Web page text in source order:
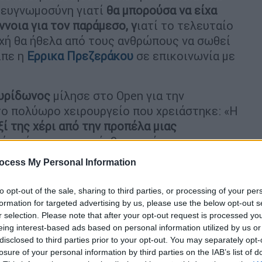
My Personal Information
opt-out of the sale, sharing to third parties, or processing of your
for targeted advertising by us, please use the below opt-out
selection. Please note that after your opt-out request is processed
interest-based ads based on personal information utilized by us
to third parties prior to your opt-out. You may separately
of your personal information by third parties on the IAB’s list of
γιατί θα μπορούσα να είχα
για τον παράμεσο, γιατί το τελευταίο
θα ήθελα από τους ανθρώπους να σωθεί
η Ερρικα Πρεζεράκου σε επικοινωνία με
μίλησε στο Open για την
πολύωρο χειρουργείο που χρειάστηκε: «Η
της χέρι από την προπέλα μιας
σκάφους, μεταφέρθηκε γρήγορα στο
Είχε πολλαπλά κατάγματα-
χείρα του δεξιού πάνω άκρου
χέρι ».
παραδέχθηκε ότι πονάει πολύ, ενώ
πολύ και θα χρειαστεί να κάνει